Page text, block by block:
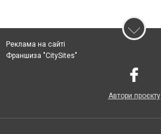
Реклама на сайті
Франшиза "CitySites"
Автори проєкту